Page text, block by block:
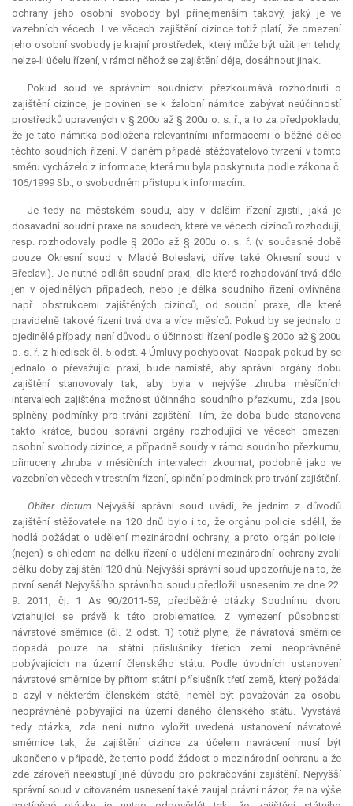
ochrany jeho osobní svobody byl přinejmenším takový, jaký je ve
vazebních věcech. I ve věcech zajištění cizince totiž platí, že omezení
jeho osobní svobody je krajní prostředek, který může být užit jen tehdy,
nelze-li účelu řízení, v rámci něhož se zajištění děje, dosáhnout jinak.
Pokud soud ve správním soudnictví přezkoumává rozhodnutí o
zajištění cizince, je povinen se k žalobní námitce zabývat neúčinností
prostředků upravených v § 200o až § 200u o. s. ř., a to za předpokladu,
že je tato námitka podložena relevantními informacemi o běžné délce
těchto soudních řízení. V daném případě stěžovatelovo tvrzení v tomto
směru vycházelo z informace, která mu byla poskytnuta podle zákona č.
106/1999 Sb., o svobodném přístupu k informacím.
Je tedy na městském soudu, aby v dalším řízení zjistil, jaká je
dosavadní soudní praxe na soudech, které ve věcech cizinců rozhodují,
resp. rozhodovaly podle § 200o až § 200u o. s. ř. (v současné době
pouze Okresní soud v Mladé Boleslavi; dříve také Okresní soud v
Břeclavi). Je nutné odlišit soudní praxi, dle které rozhodování trvá déle
jen v ojedinělých případech, nebo je délka soudního řízení ovlivněna
např. obstrukcemi zajištěných cizinců, od soudní praxe, dle které
pravidelně takové řízení trvá dva a více měsíců. Pokud by se jednalo o
ojedinělé případy, není důvodu o účinnosti řízení podle § 200o až § 200u
o. s. ř. z hledisek čl. 5 odst. 4 Úmluvy pochybovat. Naopak pokud by se
jednalo o převažující praxi, bude namístě, aby správní orgány dobu
zajištění stanovovaly tak, aby byla v nejvýše zhruba měsíčních
intervalech zajištěna možnost účinného soudního přezkumu, zda jsou
splněny podmínky pro trvání zajištění. Tím, že doba bude stanovena
takto krátce, budou správní orgány rozhodující ve věcech omezení
osobní svobody cizince, a případně soudy v rámci soudního přezkumu,
přinuceny zhruba v měsíčních intervalech zkoumat, podobně jako ve
vazebních věcech v trestním řízení, splnění podmínek pro trvání zajištění.
Obiter dictum Nejvyšší správní soud uvádí, že jedním z důvodů
zajištění stěžovatele na 120 dnů bylo i to, že orgánu policie sdělil, že
hodlá požádat o udělení mezinárodní ochrany, a proto orgán policie i
(nejen) s ohledem na délku řízení o udělení mezinárodní ochrany zvolil
délku doby zajištění 120 dnů. Nejvyšší správní soud upozorňuje na to, že
první senát Nejvyššího správního soudu předložil usnesením ze dne 22.
9. 2011, čj. 1 As 90/2011-59, předběžné otázky Soudnímu dvoru
vztahující se právě k této problematice. Z vymezení působnosti
návratové směrnice (čl. 2 odst. 1) totiž plyne, že návratová směrnice
dopadá pouze na státní příslušníky třetích zemí neoprávněně
pobývajících na území členského státu. Podle úvodních ustanovení
návratové směrnice by přitom státní příslušník třetí země, který požádal
o azyl v některém členském státě, neměl být považován za osobu
neoprávněně pobývající na území daného členského státu. Vyvstává
tedy otázka, zda není nutno vyložit uvedená ustanovení návratové
směrnice tak, že zajištění cizince za účelem navrácení musí být
ukončeno v případě, že tento podá žádost o mezinárodní ochranu a že
zde zároveň neexistují jiné důvodu pro pokračování zajištění. Nejvyšší
správní soud v citovaném usnesení také zaujal právní názor, že na výše